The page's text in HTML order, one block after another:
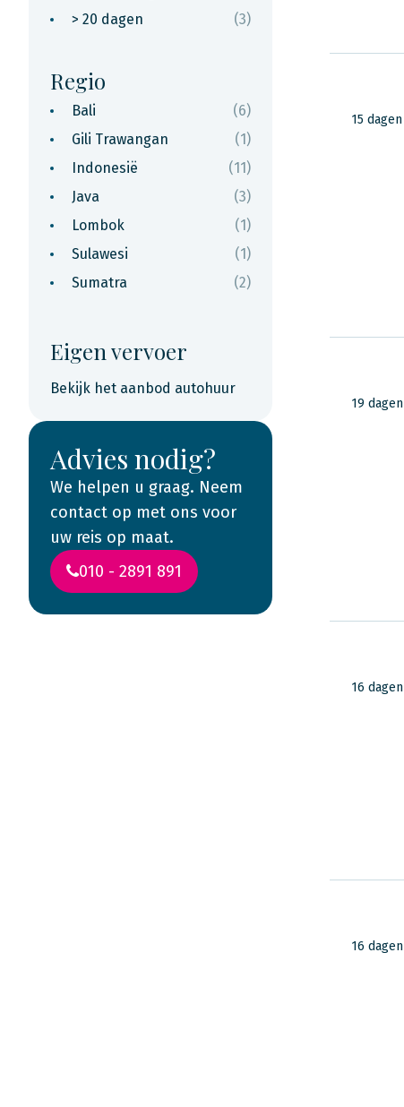
> 20 dagen
(3)
Regio
Bali
(6)
Gili Trawangan
(1)
Indonesië
(11)
Java
(3)
Lombok
(1)
Sulawesi
(1)
Sumatra
(2)
Eigen vervoer
Bekijk het aanbod autohuur
Advies nodig?
We helpen u graag. Neem
contact op met ons voor
uw reis op maat.
010 - 2891 891
15 dagen
19 dagen
16 dagen
16 dagen